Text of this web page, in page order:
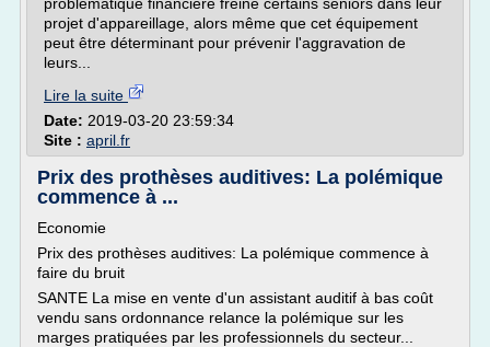
projet d'appareillage, alors même que cet équipement
peut être déterminant pour prévenir l'aggravation de
leurs...
Lire la suite
Date: 2019-03-20 23:59:34
Site : april.fr
Prix des prothèses auditives: La polémique
commence à ...
Economie
Prix des prothèses auditives: La polémique commence à
faire du bruit
SANTE La mise en vente d'un assistant auditif à bas coût
vendu sans ordonnance relance la polémique sur les
marges pratiquées par les professionnels du secteur...